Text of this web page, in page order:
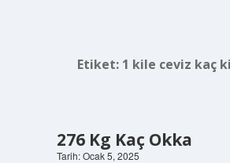
Etiket: 1 kile ceviz kaç
276 Kg Kaç Okka
Tarih: Ocak 5, 2025